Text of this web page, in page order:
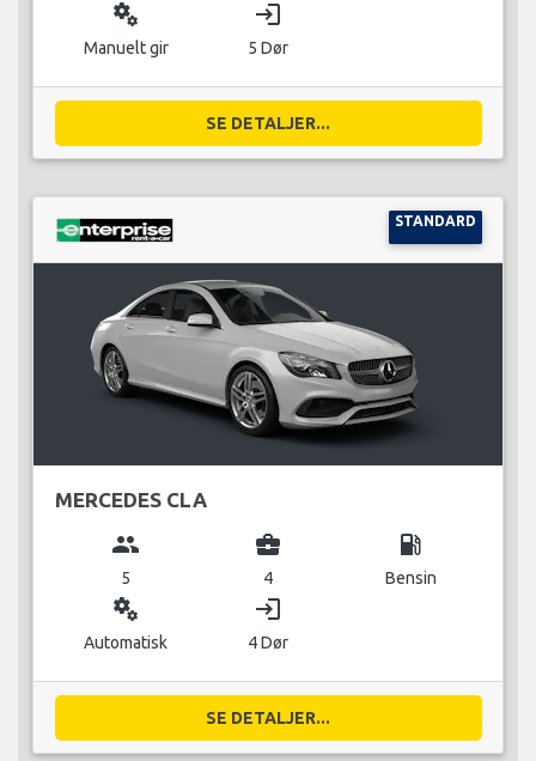
miscellaneous_services
Manuelt gir
login
5 Dør
SE DETALJER...
STANDARD
MERCEDES CLA
group
5
business_center
4
local_gas_station
Bensin
miscellaneous_services
Automatisk
login
4 Dør
SE DETALJER...